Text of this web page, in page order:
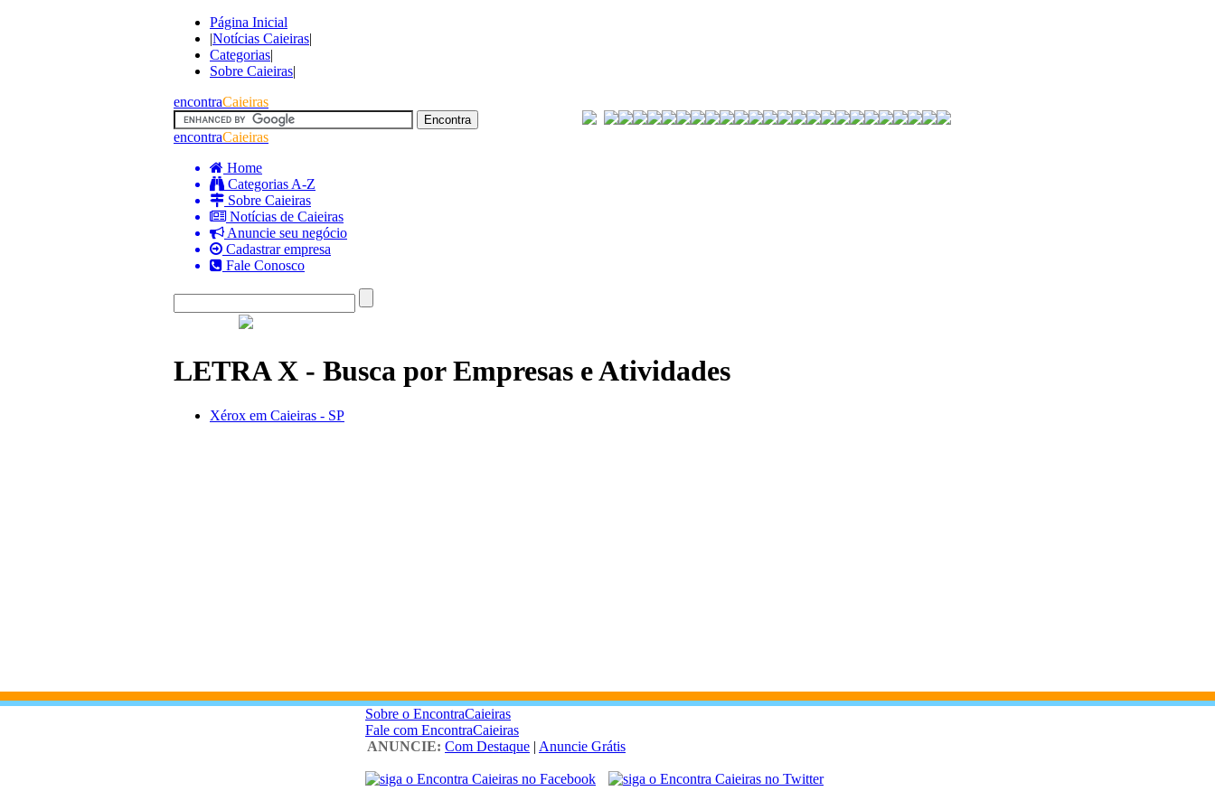
Página Inicial
|Notícias Caieiras|
Categorias|
Sobre Caieiras|
encontraCaieiras
encontraCaieiras
Home
Categorias A-Z
Sobre Caieiras
Notícias de Caieiras
Anuncie seu negócio
Cadastrar empresa
Fale Conosco
LETRA X - Busca por Empresas e Atividades
Xérox em Caieiras - SP
Sobre o EncontraCaieiras
Fale com EncontraCaieiras
ANUNCIE: Com Destaque | Anuncie Grátis